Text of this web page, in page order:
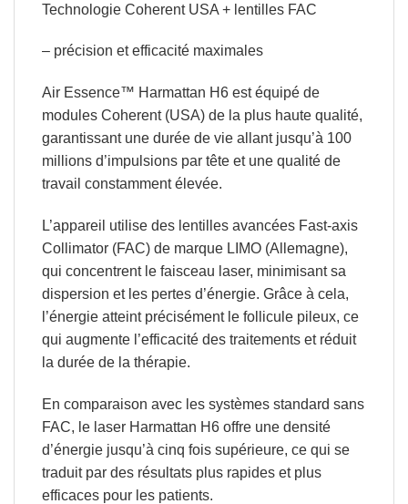
Technologie Coherent USA + lentilles FAC
– précision et efficacité maximales
Air Essence™ Harmattan H6 est équipé de
modules Coherent (USA) de la plus haute qualité,
garantissantune durée de vie allant jusqu’à 100
millions d’impulsions par têteet une qualité de
travail constamment élevée.
L’appareil utilise des lentilles avancées Fast-axis
Collimator (FAC) de marque LIMO (Allemagne),
qui concentrent le faisceau laser, minimisant sa
dispersion et les pertes d’énergie. Grâce à cela,
l’énergie atteint précisément le follicule pileux, ce
qui augmente l’efficacité des traitements et réduit
la durée de la thérapie.
En comparaison avec les systèmes standard sans
FAC, le laser Harmattan H6 offreune densité
d’énergie jusqu’à cinq fois supérieure, ce qui se
traduit par des résultats plus rapides et plus
efficaces pour les patients.